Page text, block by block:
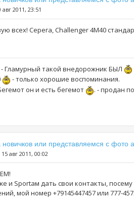
авг 2011, 23:51
всех! Серега, Challenger 4М40
Гламурный такой внедорожник БЫЛ
- только хорошие воспоминания.
он и есть бегемот
. - продан
или представляемся с фото
15 авг 2011, 00:02
и Sportам дать свои контакты,
мой номер +79145447457 или 777-